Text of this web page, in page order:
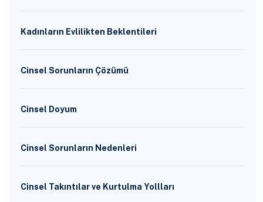
Kadınların Evlilikten Beklentileri
Cinsel Sorunların Çözümü
Cinsel Doyum
Cinsel Sorunların Nedenleri
Cinsel Takıntılar ve Kurtulma Yollları